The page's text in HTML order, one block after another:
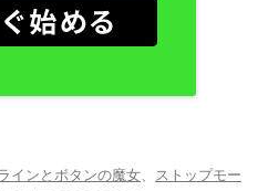
インとボタンの魔女
ストップモー